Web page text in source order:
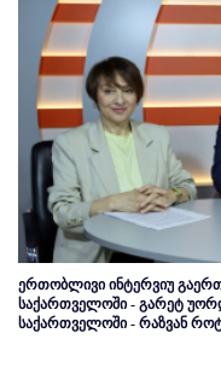
ერთობლივი ინტერვიუ
საქართველოში - გარეტ
საქართველოში - რაზვან